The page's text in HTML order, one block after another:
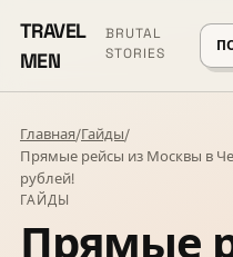
TRAVEL
MEN
BRUTAL
STORIES
Главная/Гайды/
Прямые рейсы из Москвы в
рублей!
ГАЙДЫ
Прямые